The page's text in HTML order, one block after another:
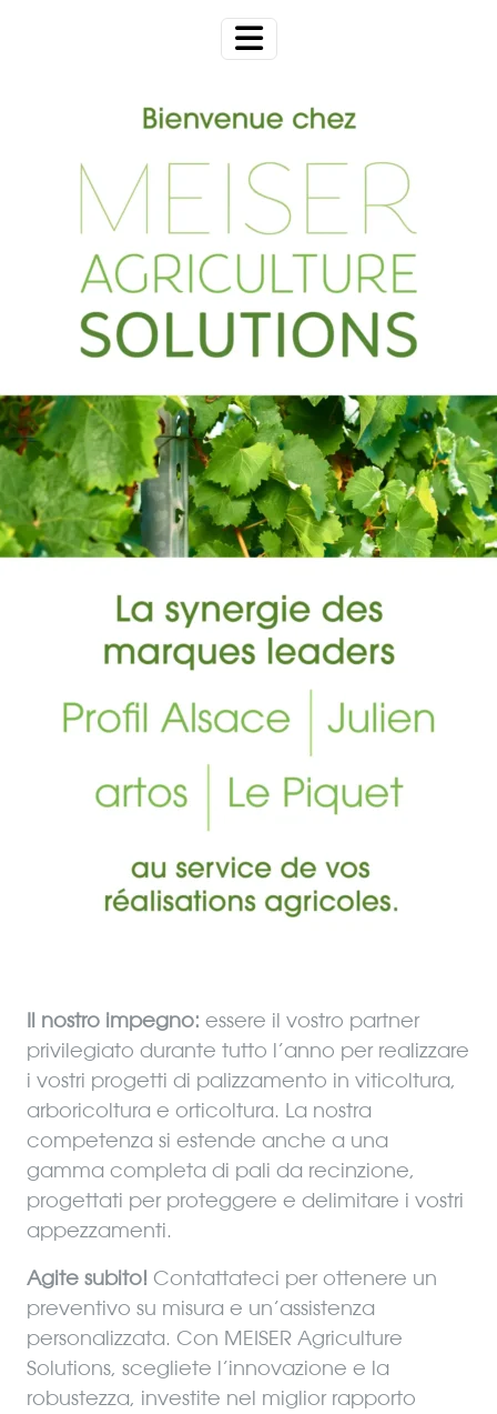
Il nostro impegno: essere il vostro partner
privilegiato durante tutto l’anno per realizzare
i vostri progetti di palizzamento in viticoltura,
arboricoltura e orticoltura. La nostra
competenza si estende anche a una
gamma completa di pali da recinzione,
progettati per proteggere e delimitare i vostri
appezzamenti.
Agite subito! Contattateci per ottenere un
preventivo su misura e un’assistenza
personalizzata. Con MEISER Agriculture
Solutions, scegliete l’innovazione e la
robustezza, investite nel miglior rapporto